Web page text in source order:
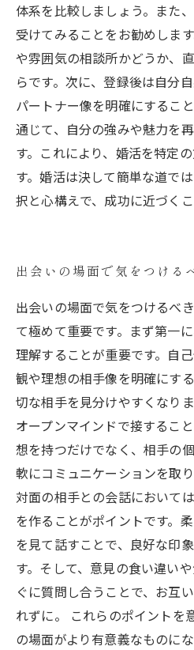
体系を比較しましょう。また
受けてみることをお勧めしま
や雰囲気の相談所かどうか、
らです。次に、登録後は自分
パートナー像を明確にするこ
通じて、自分の強みや魅力を
す。これにより、婚活を特定
す。婚活は決して簡単な道で
択と心構えで、成功に近づくこ
出会いの場面で気をつける
出会いの場面で気をつけるべ
て極めて重要です。まず第一
理解することが重要です。自
観や理想の相手像を明確にす
切な相手を見分けやすくなり
オープンマインドで接するこ
想を持つだけでなく、相手の
軟にコミュニケーションを取
対面の相手との会話において
を作ることがポイントです。
を見て話すことで、良好な印
す。そして、意見の食い違い
ぐに質問し合うことで、お互
れずに。 これらのポイントを
の場面がより有意義なものに